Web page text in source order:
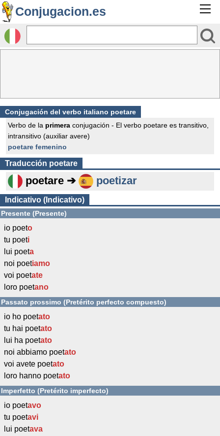
Conjugacion.es
Conjugación del verbo italiano poetare
Verbo de la primera conjugación - El verbo poetare es transitivo,
intransitivo (auxiliar avere)
poetare femenino
Traducción poetare
poetare ➔ poetizar
Indicativo (Indicativo)
Presente (Presente)
io poeto
tu poeti
lui poeta
noi poetiamo
voi poetate
loro poetano
Passato prossimo (Pretérito perfecto compuesto)
io ho poetato
tu hai poetato
lui ha poetato
noi abbiamo poetato
voi avete poetato
loro hanno poetato
Imperfetto (Pretérito imperfecto)
io poetavo
tu poetavi
lui poetava